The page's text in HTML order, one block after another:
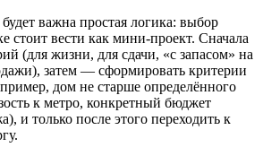
важна простая логика: выбор
стоит вести как мини-проект. Сначала
(для жизни, для сдачи, «с запасом» на
затем — сформировать критерии
дом не старше определённого
к метро, конкретный бюджет
и только после этого переходить к